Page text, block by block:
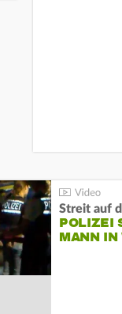
Streit auf
POLIZEI
ANN IN